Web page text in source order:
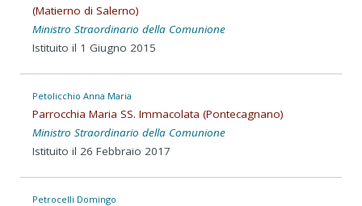
(Matierno di Salerno)
Ministro Straordinario della Comunione
Istituito il 1 Giugno 2015
Petolicchio Anna Maria
Parrocchia Maria SS. Immacolata (Pontecagnano)
Ministro Straordinario della Comunione
Istituito il 26 Febbraio 2017
Petrocelli Domingo